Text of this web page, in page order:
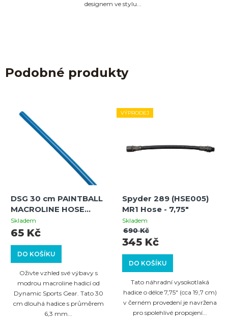
designem ve stylu...
Podobné produkty
DSG 30 cm PAINTBALL
MACROLINE HOSE
6.3MM (BLUE)
Skladem
DO KOŠÍKU
65 Kč
Oživte vzhled své výbavy s
modrou macroline hadicí od
Dynamic Sports Gear. Tato 30
cm dlouhá hadice s průměrem
6,3 mm...
VÝPRODEJ
Spyder 289 (HSE005)
MR1 Hose - 7,75"
Skladem
DO KOŠÍKU
345 Kč
690 Kč
Tato náhradní vysokotlaká
hadice o délce 7,75" (cca 19,7 cm)
v černém provedení je navržena
pro spolehlivé propojení...